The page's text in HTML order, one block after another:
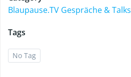
Blaupause.TV Gespräche & Talks
Tags
No Tag